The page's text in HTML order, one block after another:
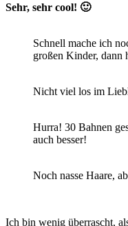
Sehr, sehr cool! 🙂
Schnell mache ich
großen Kinder, dann
Nicht viel los im
Hurra! 30 Bahnen
auch besser!
Noch nasse Haare,
Ich bin wenig überrascht,